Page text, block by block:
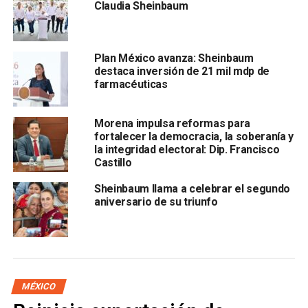
destacó su papel como constructor del Estado
moderno
a través de la Constitución de 1917 y la consolidación del
Como Comandanta Suprema de las Fuerzas Armadas,
entregó recompensas y 41 distinciones al personal
del Batallón de Atención a Emergencias de la Sedena
que el 25 de marzo de 2026 rescató a cuatro mineros
Rosario, Sinaloa.
Claudia Sheinbaum
Plan México avanza: Sheinbaum
destaca inversión de 21 mil mdp de
farmacéuticas
Morena impulsa reformas para
fortalecer la democracia, la soberanía y
la integridad electoral: Dip. Francisco
Castillo
Sheinbaum llama a celebrar el segundo
aniversario de su triunfo
MÉXICO